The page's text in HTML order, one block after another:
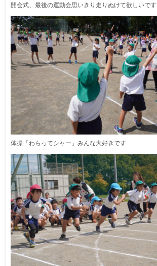
開会式、最後の運動会思いきり走りぬけて欲しいです
体操「わらってシャー」みんな大好きです